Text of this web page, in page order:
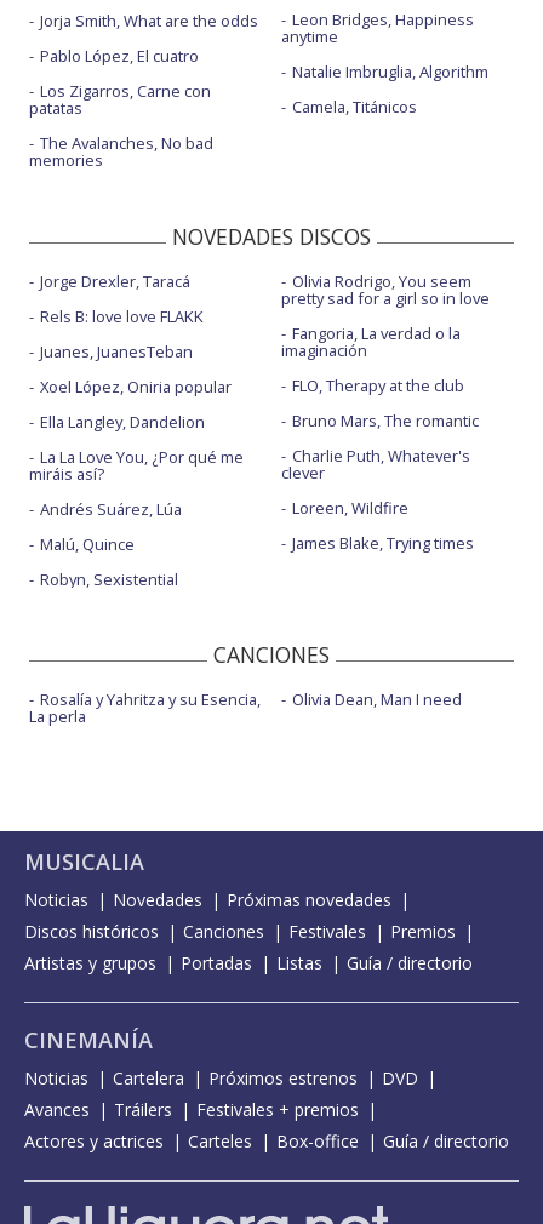
Jorja Smith, What are the odds
Pablo López, El cuatro
Los Zigarros, Carne con
patatas
The Avalanches, No bad
memories
Leon Bridges, Happiness
anytime
Natalie Imbruglia, Algorithm
Camela, Titánicos
NOVEDADES DISCOS
Jorge Drexler, Taracá
Rels B: love love FLAKK
Juanes, JuanesTeban
Xoel López, Oniria popular
Ella Langley, Dandelion
La La Love You, ¿Por qué me
miráis así?
Andrés Suárez, Lúa
Malú, Quince
Robyn, Sexistential
Olivia Rodrigo, You seem
pretty sad for a girl so in love
Fangoria, La verdad o la
imaginación
FLO, Therapy at the club
Bruno Mars, The romantic
Charlie Puth, Whatever's
clever
Loreen, Wildfire
James Blake, Trying times
CANCIONES
Rosalía y Yahritza y su Esencia,
La perla
Olivia Dean, Man I need
MUSICALIA
Noticias Novedades
Próximas novedades
Discos históricos
Canciones Festivales
Premios
Artistas y grupos
Portadas Listas Guía / directorio
CINEMANÍA
Noticias Cartelera Próximos estrenos
DVD
Avances
Tráilers
Festivales + premios
Actores y actrices
Carteles Box-office Guía / directorio